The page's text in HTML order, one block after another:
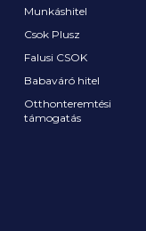
Munkáshitel
Csok Plusz
Falusi CSOK
Babaváró hitel
Otthonteremtési
támogatás